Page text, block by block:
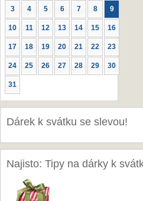
3 4 5 6 7 8 9
10 11 12 13 14 15 16
17 18 19 20 21 22 23
24 25 26 27 28 29 30
31
Dárek k svátku se slevou!
Najisto: Tipy na dárky k